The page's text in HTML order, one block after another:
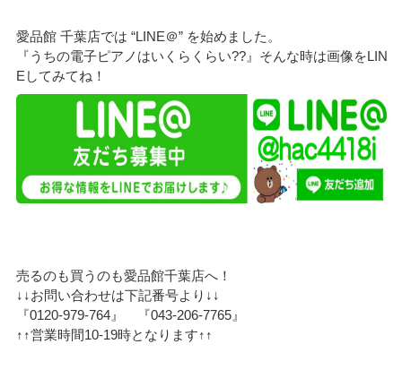
愛品館 千葉店では “LINE＠” を始めました。
『うちの電子ピアノはいくらくらい??』そんな時は画像をLIN
Eしてみてね！
売るのも買うのも愛品館千葉店へ！
↓↓お問い合わせは下記番号より↓↓
『0120-979-764』 『043-206-7765』
↑↑営業時間10-19時となります↑↑